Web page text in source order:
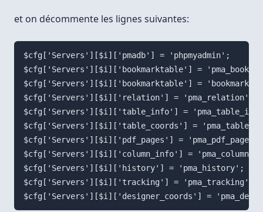
et on décommente les lignes suivantes:
$cfg['Servers'][$i]['pmadb'] = 'phpmyadmin';
$cfg['Servers'][$i]['bookmarktable'] =
$cfg['Servers'][$i]['bookmarktable'] = 'bookmark';
$cfg['Servers'][$i]['relation'] = 'pma_relation';
$cfg['Servers'][$i]['table_info'] =
$cfg['Servers'][$i]['table_coords'] =
$cfg['Servers'][$i]['pdf_pages'] = 'pma_pdf_pages';
$cfg['Servers'][$i]['column_info'] =
$cfg['Servers'][$i]['history'] = 'pma_history';
$cfg['Servers'][$i]['tracking'] = 'pma_tracking';